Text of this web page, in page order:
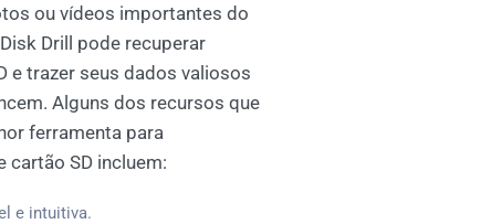
ou vídeos importantes do
Drill pode recuperar
e trazer seus dados valiosos
Alguns dos recursos que
ferramenta para
cartão SD incluem:
e intuitiva.